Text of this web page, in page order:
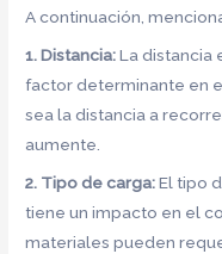
A continuación,
1. Distancia:La distancia
factor determinante en
sea la distancia a
aumente.
2. Tipo de carga:El tipo
tiene un impacto en el
materiales pueden